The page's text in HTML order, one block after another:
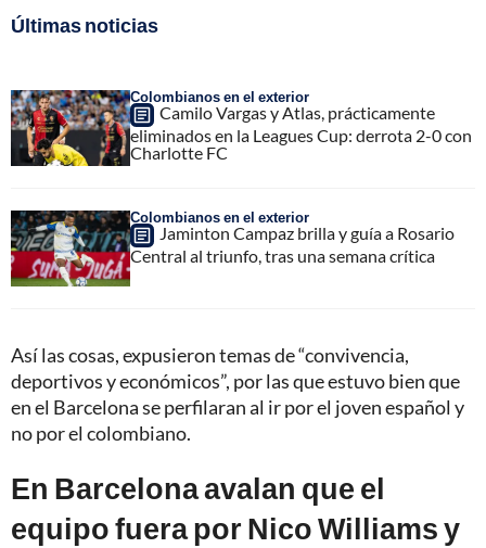
Últimas noticias
Colombianos en el exterior
Camilo Vargas y Atlas, prácticamente
eliminados en la Leagues Cup: derrota 2-0 con
Charlotte FC
Colombianos en el exterior
Jaminton Campaz brilla y guía a Rosario
Central al triunfo, tras una semana crítica
Así las cosas, expusieron temas de “convivencia,
deportivos y económicos”, por las que estuvo bien que
en el Barcelona se perfilaran al ir por el joven español y
no por el colombiano.
En Barcelona avalan que el
equipo fuera por Nico Williams y